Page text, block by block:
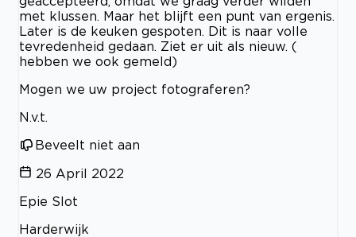
met klussen. Maar het blijft een punt van ergenis.
Later is de keuken gespoten. Dit is naar volle
tevredenheid gedaan. Ziet er uit als nieuw. (
hebben we ook gemeld)
Mogen we uw project fotograferen?
N.v.t.
Beveelt niet aan
26 April 2022
Epie Slot
Harderwijk